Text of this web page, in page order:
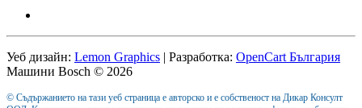
Уеб дизайн: Lemon Graphics | Разработка: OpenCart България
Машини Bosch © 2026
© Съдържанието на тази уеб страница е авторско и е собственост на Дикар Консулт